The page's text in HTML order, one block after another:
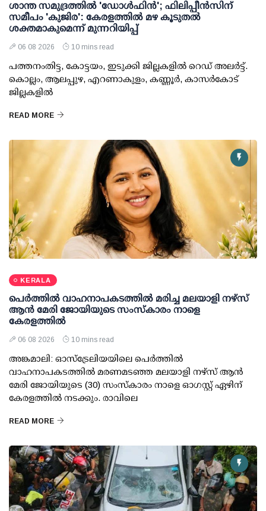
ശാന്ത സമുദ്രത്തില്‍ 'ഡോള്‍ഫിന്‍'; ഫിലിപ്പീന്‍സിന്
സമീപം 'കുജിര': കേരളത്തില്‍ മഴ കൂടുതല്‍
ശക്തമാകുമെന്ന് മുന്നറിയിപ്പ്
06 08 2026 10 mins read
പത്തനംതിട്ട, കോട്ടയം, ഇടുക്കി ജില്ലകളില്‍ റെഡ് അലര്‍ട്ട്.
കൊല്ലം, ആലപ്പുഴ, എറണാകുളം, കണ്ണൂര്‍, കാസര്‍കോട്
ജില്ലകളില്‍
READ MORE
KERALA
പെർത്തിൽ വാഹനാപകടത്തിൽ മരിച്ച മലയാളി നഴ്സ്
ആൻ മേരി ജോയിയുടെ സംസ്കാരം നാളെ
കേരളത്തിൽ
06 08 2026 10 mins read
അങ്കമാലി: ഓസ്‌ട്രേലിയയിലെ പെർത്തിൽ
വാഹനാപകടത്തിൽ മരണമടഞ്ഞ മലയാളി നഴ്സ് ആൻ
മേരി ജോയിയുടെ (30) സംസ്കാരം നാളെ ഓഗസ്റ്റ് ഏഴിന്
കേരളത്തിൽ നടക്കും. രാവിലെ
READ MORE